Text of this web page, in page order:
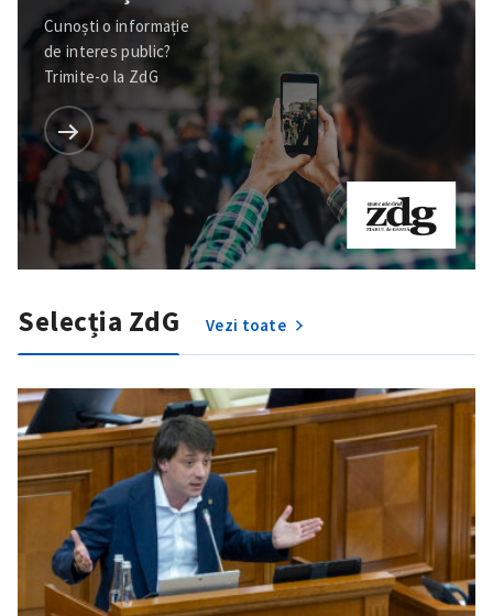
Cunoști o informație
de interes public?
Trimite-o la ZdG
Selecția ZdG Vezi toate